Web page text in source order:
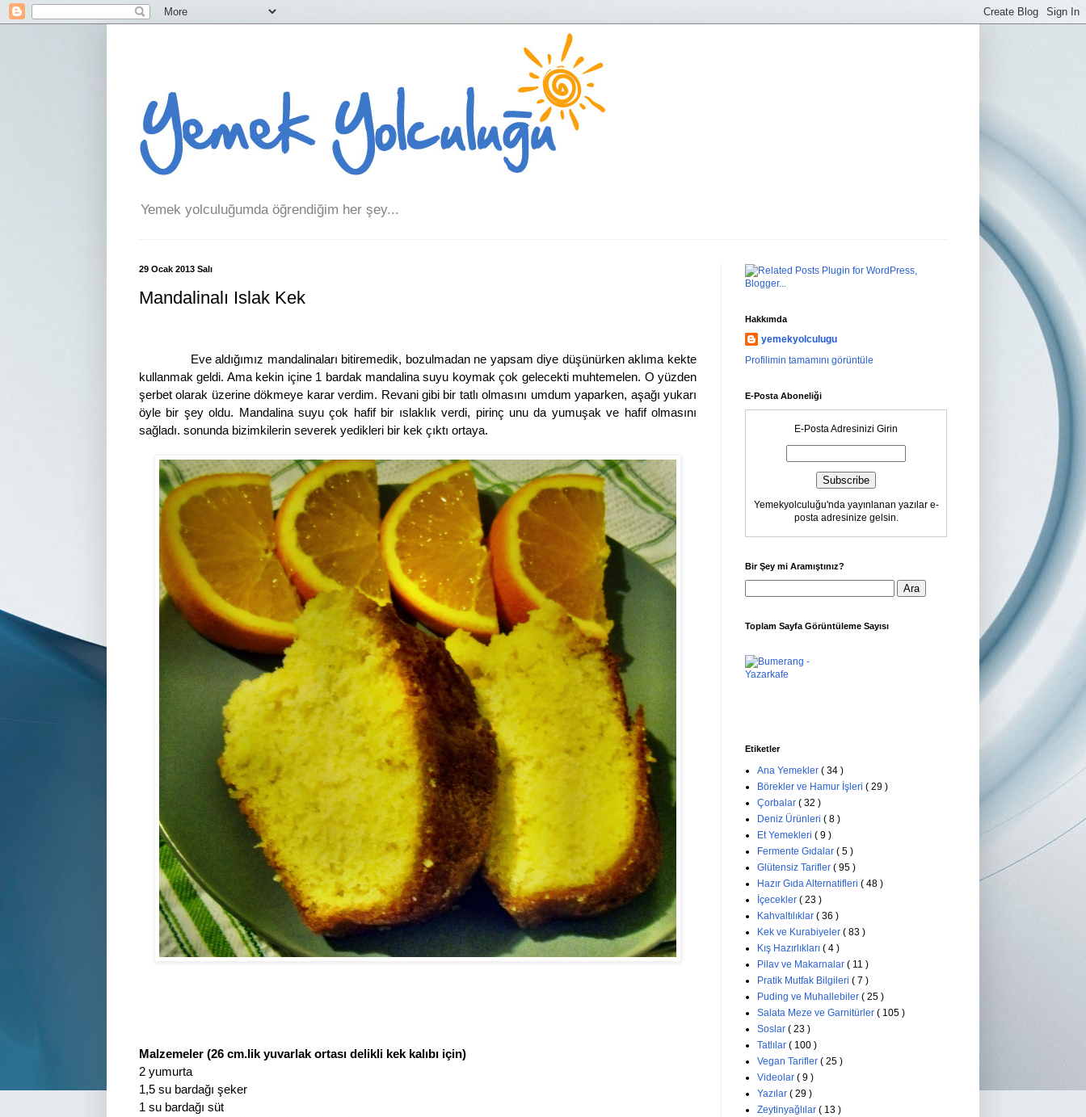
Yemek yolculuğumda öğrendiğim her şey...
29 Ocak 2013 Salı
Mandalinalı Islak Kek
Eve aldığımız mandalinaları bitiremedik, bozulmadan ne yapsam diye düşünürken aklıma kekte
kullanmak geldi. Ama kekin içine 1 bardak mandalina suyu koymak çok gelecekti muhtemelen. O yüzden
şerbet olarak üzerine dökmeye karar verdim. Revani gibi bir tatlı olmasını umdum yaparken, aşağı yukarı
öyle bir şey oldu. Mandalina suyu çok hafif bir ıslaklık verdi, pirinç unu da yumuşak ve hafif olmasını
sağladı. sonunda bizimkilerin severek yedikleri bir kek çıktı ortaya.
Malzemeler (26 cm.lik yuvarlak ortası delikli kek kalıbı için)
2 yumurta
1,5 su bardağı şeker
1 su bardağı süt
Hakkımda
yemekyolculugu
Profilimin tamamını görüntüle
E-Posta Aboneliği
E-Posta Adresinizi Girin
Yemekyolculuğu'nda yayınlanan yazılar e-
posta adresinize gelsin.
Bir Şey mi Aramıştınız?
Toplam Sayfa Görüntüleme Sayısı
Etiketler
Ana Yemekler ( 34 )
Börekler ve Hamur İşleri ( 29 )
Çorbalar ( 32 )
Deniz Ürünleri ( 8 )
Et Yemekleri ( 9 )
Fermente Gıdalar ( 5 )
Glütensiz Tarifler ( 95 )
Hazır Gıda Alternatifleri ( 48 )
İçecekler ( 23 )
Kahvaltılıklar ( 36 )
Kek ve Kurabiyeler ( 83 )
Kış Hazırlıkları ( 4 )
Pilav ve Makarnalar ( 11 )
Pratik Mutfak Bilgileri ( 7 )
Puding ve Muhallebiler ( 25 )
Salata Meze ve Garnitürler ( 105 )
Soslar ( 23 )
Tatlılar ( 100 )
Vegan Tarifler ( 25 )
Videolar ( 9 )
Yazılar ( 29 )
Zeytinyağlılar ( 13 )